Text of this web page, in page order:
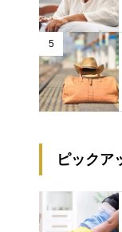
5
ピックア